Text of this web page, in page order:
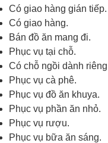
Có giao hàng gián tiếp.
Có giao hàng.
Bán đồ ăn mang đi.
Phục vụ tại chỗ.
Có chỗ ngồi dành
Phục vụ cà phê.
Phục vụ đồ ăn khuya.
Phục vụ phần ăn nhỏ.
Phục vụ rượu.
Phục vụ bữa ăn sáng.